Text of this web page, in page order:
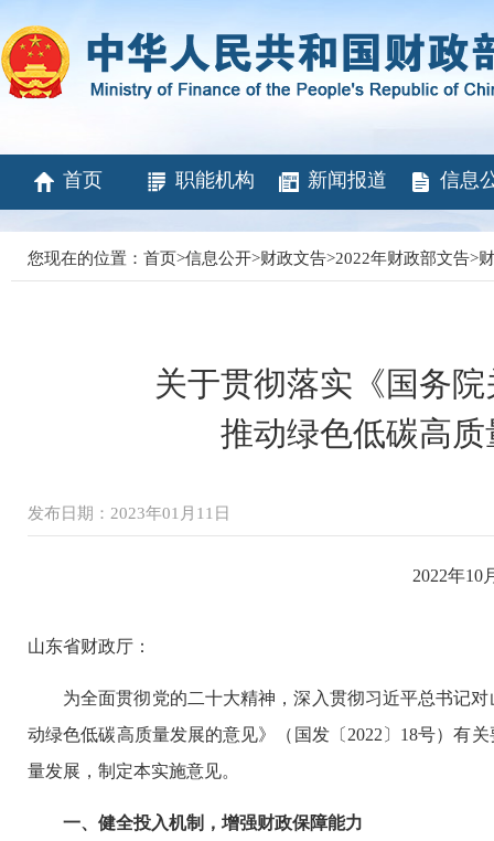
首页 职能机构 新闻报道 信息
您现在的位置： 首页>信息公开>财政文告>2022年财政部文告>
关于贯彻落实《国务
推动绿色低碳高
发布日期：2023年01月11日
2022年10
山东省财政厅：
为全面贯彻党的二十大精神，深入贯彻习近平总书记
动绿色低碳高质量发展的意见》（国发〔2022〕18号）有
量发展，制定本实施意见。
一、健全投入机制，增强财政保障能力